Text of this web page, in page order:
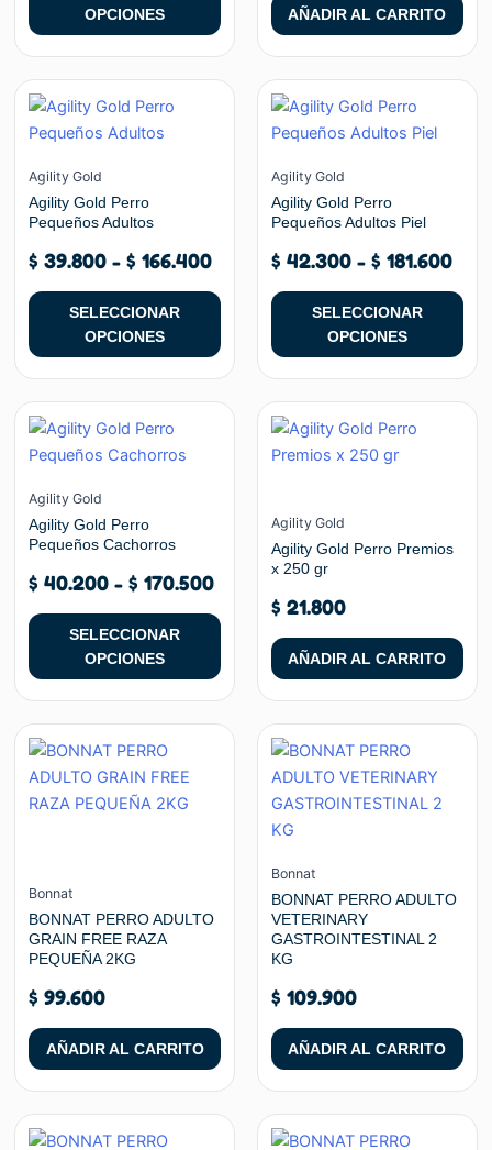
OPCIONES
en
la
página
de
producto
AÑADIR AL CARRITO
Agility Gold
Agility Gold Perro
Pequeños Adultos
$ 39.800 - $ 166.400
Rango
precios:
$ 39.800
SELECCIONAR
OPCIONES
Este
producto
tiene
múltiples
variantes.
Las
opciones
se
pueden
en
la
página
de
producto
Agility Gold
Agility Gold Perro
Pequeños Adultos Piel
$ 42.300 - $ 181.600
SELECCIONAR
OPCIONES
Este
producto
tiene
múltiples
variantes.
Las
opciones
se
pueden
en
la
página
de
producto
Agility Gold
Agility Gold Perro
Pequeños Cachorros
$ 40.200 - $ 170.500
Rango
precios:
$ 40.200
$ 170.500
SELECCIONAR
OPCIONES
Este
producto
tiene
múltiples
variantes.
Las
opciones
se
pueden
en
la
página
de
producto
Agility Gold
Agility Gold Perro Premios
x 250 gr
$ 21.800
AÑADIR AL CARRITO
Bonnat
BONNAT PERRO ADULTO
GRAIN FREE RAZA
PEQUEÑA 2KG
$ 99.600
AÑADIR AL CARRITO
Bonnat
BONNAT PERRO ADULTO
VETERINARY
GASTROINTESTINAL 2
KG
$ 109.900
AÑADIR AL CARRITO